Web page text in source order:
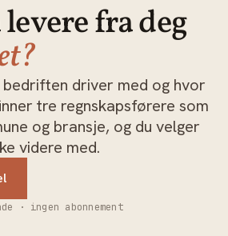
fra deg
driver med og hvor
tre regnskapsførere som
og bransje, og du velger
videre med.
· ingen abonnement